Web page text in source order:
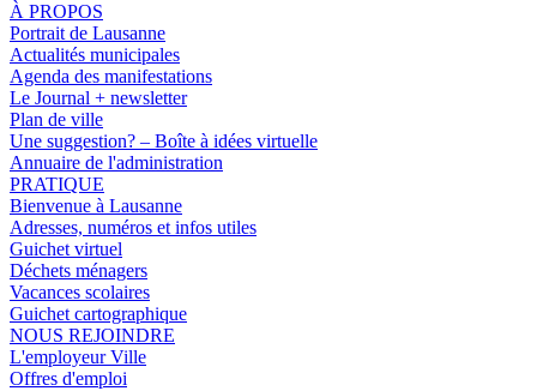
À PROPOS
Portrait de Lausanne
Actualités municipales
Agenda des manifestations
Le Journal + newsletter
Plan de ville
Une suggestion? – Boîte à idées virtuelle
Annuaire de l'administration
PRATIQUE
Bienvenue à Lausanne
Adresses, numéros et infos utiles
Guichet virtuel
Déchets ménagers
Vacances scolaires
Guichet cartographique
NOUS REJOINDRE
L'employeur Ville
Offres d'emploi